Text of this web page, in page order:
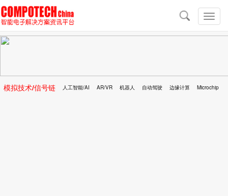
切
换
导
导
航
模拟技术/信号链 人工智能/AI AR/VR 机器人 自动驾驶 边缘计算 Microchip